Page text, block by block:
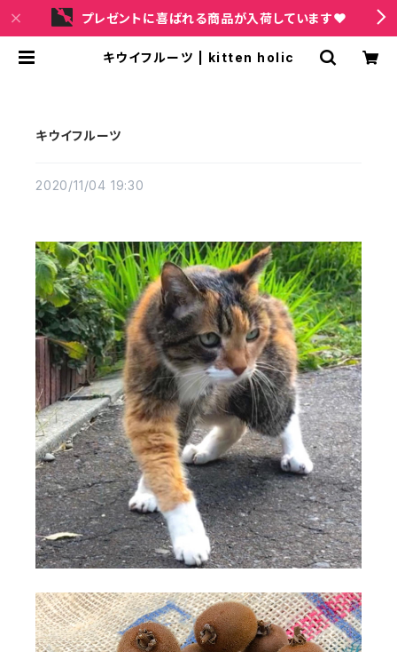
プレゼントに喜ばれる商品が入荷しています❤
キウイフルーツ | kitten holic
キウイフルーツ
2020/11/04 19:30